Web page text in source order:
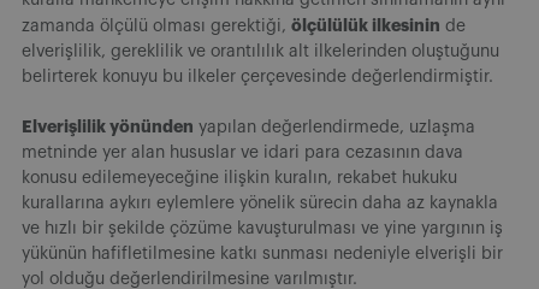
zamanda ölçülü olması gerektiği, ölçülülük ilkesinin de
elverişlilik, gereklilik ve orantılılık alt ilkelerinden oluştuğunu
belirterek konuyu bu ilkeler çerçevesinde değerlendirmiştir.
Elverişlilik yönünden yapılan değerlendirmede, uzlaşma
metninde yer alan hususlar ve idari para cezasının dava
konusu edilemeyeceğine ilişkin kuralın, rekabet hukuku
kurallarına aykırı eylemlere yönelik sürecin daha az kaynakla
ve hızlı bir şekilde çözüme kavuşturulması ve yine yargının iş
yükünün hafifletilmesine katkı sunması nedeniyle elverişli bir
yol olduğu değerlendirilmesine varılmıştır.